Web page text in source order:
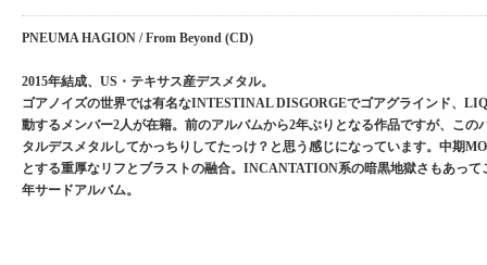
PNEUMA HAGION / From Beyond (CD)
2015年結成、US・テキサス産デスメタル。
ゴアノイズの世界では有名なINTESTINAL DISGORGEでゴアグラインド、
動するメンバー2人が在籍。前のアルバムから2年ぶりとなる作品ですが、この
タルデスメタルしてかっちりしてたっけ？と思う感じになっています。中期
とする重厚なリフとブラストの融合。INCANTATION系の暗黒地獄さもあって
年サードアルバム。